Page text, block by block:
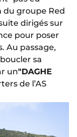
du groupe Red
dirigés sur
pour poser
Au passage,
sa
un"DAGHE
de l’AS